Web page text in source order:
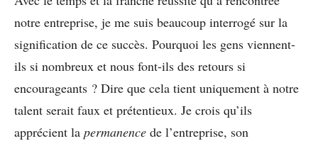
notre entreprise, je me suis beaucoup interrogé sur la
signification de ce succès. Pourquoi les gens viennent-
ils si nombreux et nous font-ils des retours si
encourageants ? Dire que cela tient uniquement à notre
talent serait faux et prétentieux. Je crois qu’ils
apprécient la permanence de l’entreprise, son